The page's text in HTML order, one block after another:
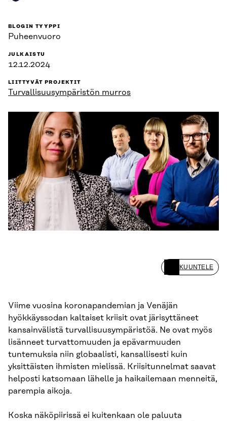
BLOGIN TYYPPI
Puheenvuoro
JULKAISTU
12.12.2024
LIITTYVÄT PROJEKTIT
Turvallisuus­ympäristön murros
KUUNTELE
Viime vuosina koronapandemian ja Venäjän
hyökkäyssodan kaltaiset kriisit ovat järisyttäneet
kansainvälistä turvallisuusympäristöä. Ne ovat myös
lisänneet turvattomuuden ja epävarmuuden
tuntemuksia niin globaalisti, kansallisesti kuin
yksittäisten ihmisten mielissä. Kriisitunnelmat saavat
helposti katsomaan lähelle ja haikailemaan menneitä,
parempia aikoja.
Koska näköpiirissä ei kuitenkaan ole paluuta